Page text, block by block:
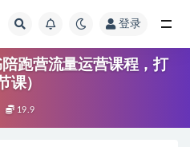
登录
跑营流量运营课程，打
课）
19.9